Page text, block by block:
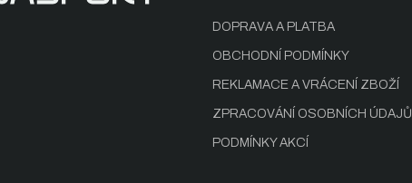
DOPRAVA A PLATBA
OBCHODNÍ PODMÍNKY
REKLAMACE A VRÁCENÍ ZBOŽÍ
ZPRACOVÁNÍ OSOBNÍCH ÚDAJŮ
PODMÍNKY AKCÍ